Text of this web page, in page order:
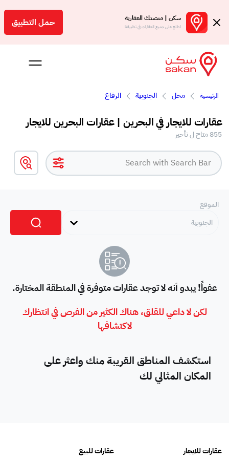
سكن | منصتك العقارية
اطلع على جميع العقارات في تطبيقنا حمل التطبيق
بالعمولة
الرئيسية محل الجنوبية الرفاع
عقارات للايجار في البحرين | عقارات البحرين للايجار
855 متاح ل تأجير
الموقع
الجنوبية
عفواً! يبدو أنه لا توجد عقارات متوفرة في المنطقة المختارة.
لكن لا داعي للقلق، هناك الكثير من الفرص في انتظارك
لاكتشافها
استكشف المناطق القريبة منك واعثر على
المكان المثالي لك
عقارات للايجار
عقارات للبيع